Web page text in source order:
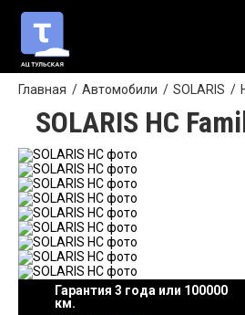
Главная Автомобили SOLARIS
SOLARIS HC
Гарантия 3 года или 100000
км.